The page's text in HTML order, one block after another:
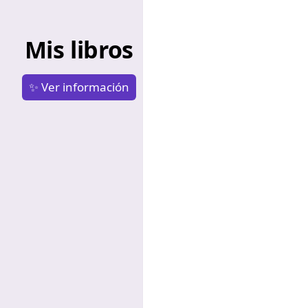
Mis libros
✨ Ver información